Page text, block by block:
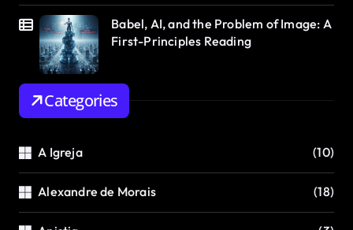
Babel, AI, and the Problem of Image: A
First-Principles Reading
Categories
A Igreja (10)
Alexandre de Morais (18)